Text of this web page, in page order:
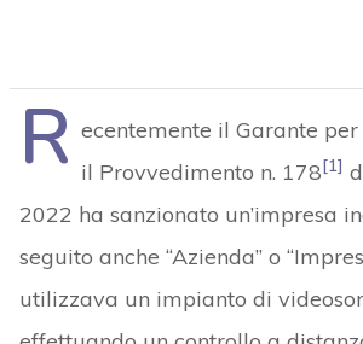
R ecentemente il Garante
il Provvedimento n. 178[1]
2022 ha sanzionato un’impresa
seguito anche “Azienda” o
utilizzava un impianto di